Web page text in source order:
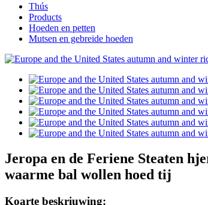
Thús
Products
Hoeden en petten
Mutsen en gebreide hoeden
Jeropa en de Feriene Steaten
waarme bal wollen hoed tij
Koarte beskriuwing: